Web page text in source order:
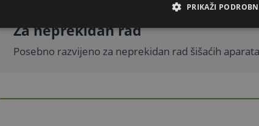
Za neprekidan rad
Posebno razvijeno za neprekidan rad šišaćih
PRIKAŽI